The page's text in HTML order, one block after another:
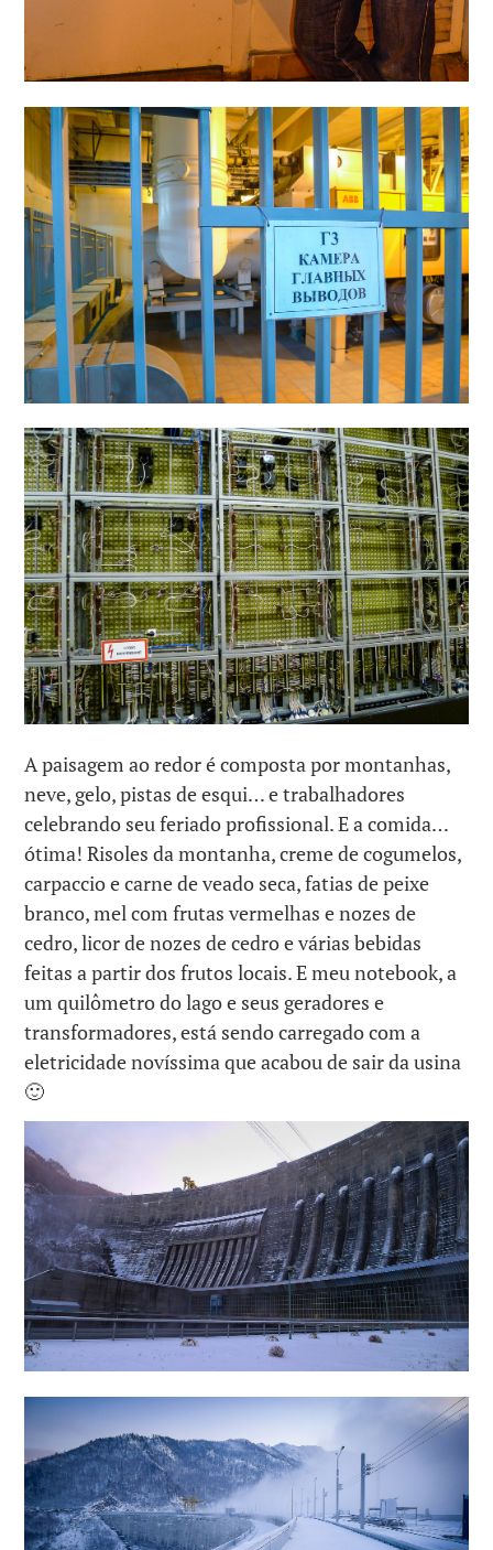
A paisagem ao redor é composta por montanhas,
neve, gelo, pistas de esqui… e trabalhadores
celebrando seu feriado profissional. E a comida…
ótima! Risoles da montanha, creme de cogumelos,
carpaccio e carne de veado seca, fatias de peixe
branco, mel com frutas vermelhas e nozes de
cedro, licor de nozes de cedro e várias bebidas
feitas a partir dos frutos locais. E meu notebook, a
um quilômetro do lago e seus geradores e
transformadores, está sendo carregado com a
eletricidade novíssima que acabou de sair da usina
🙂